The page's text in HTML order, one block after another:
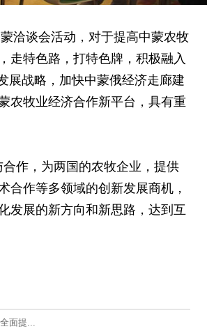
谈会活动，对于提高中蒙农牧
走特色路，打特色牌，积极融入
展战略，加快中蒙俄经济走廊建
农牧业经济合作新平台，具有重
合作，为两国的农牧企业，提供
合作等多领域的创新发展商机，
发展的新方向和新思路，达到互
面提...